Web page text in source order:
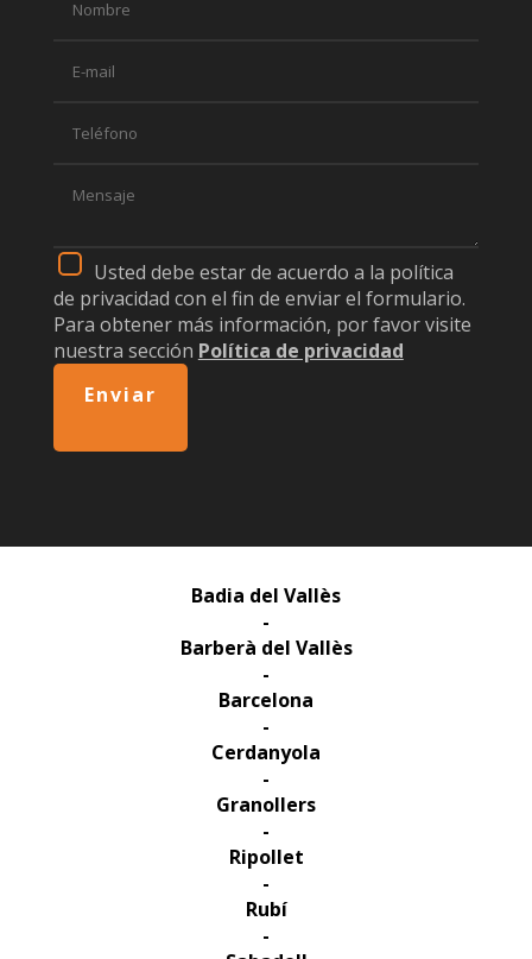
Usted debe estar de acuerdo a la política
de privacidad con el fin de enviar el formulario.
Para obtener más información, por favor visite
nuestra sección Política de privacidad
Enviar
Badia del Vallès
-
Barberà del Vallès
-
Barcelona
-
Cerdanyola
-
Granollers
-
Ripollet
-
Rubí
-